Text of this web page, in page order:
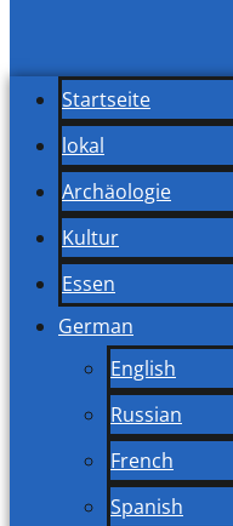
Startseite
lokal
Archäologie
Kultur
Essen
German
English
Russian
French
Spanish